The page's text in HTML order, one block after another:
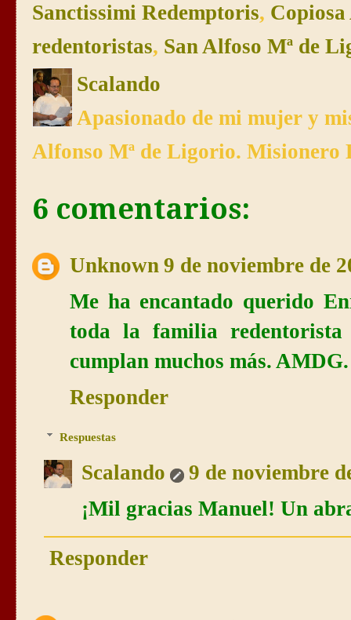
Sanctissimi Redemptoris,
redentoristas, San Alfoso Mª de
Scalando
Apasionado de mi mujer y
Alfonso Mª de Ligorio. Misionero
6 comentarios:
Unknown 9 de noviembre de
Me ha encantado querido
toda la familia
cumplan muchos más.
Responder
Respuestas
Scalando
9 de noviembre
¡Mil gracias Manuel! Un
Responder